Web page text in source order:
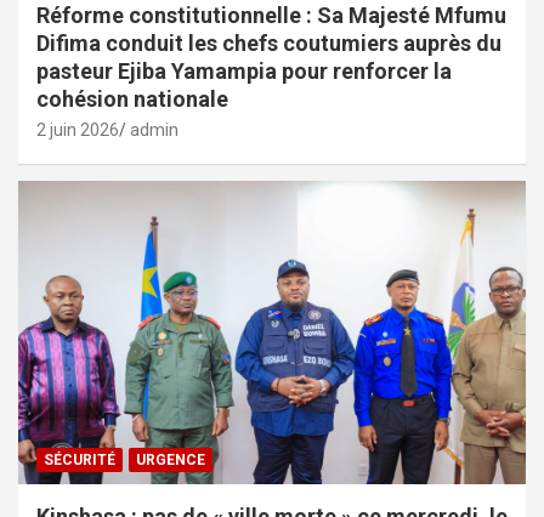
Réforme constitutionnelle : Sa Majesté Mfumu
Difima conduit les chefs coutumiers auprès du
pasteur Ejiba Yamampia pour renforcer la
cohésion nationale
2 juin 2026 admin
SÉCURITÉ URGENCE